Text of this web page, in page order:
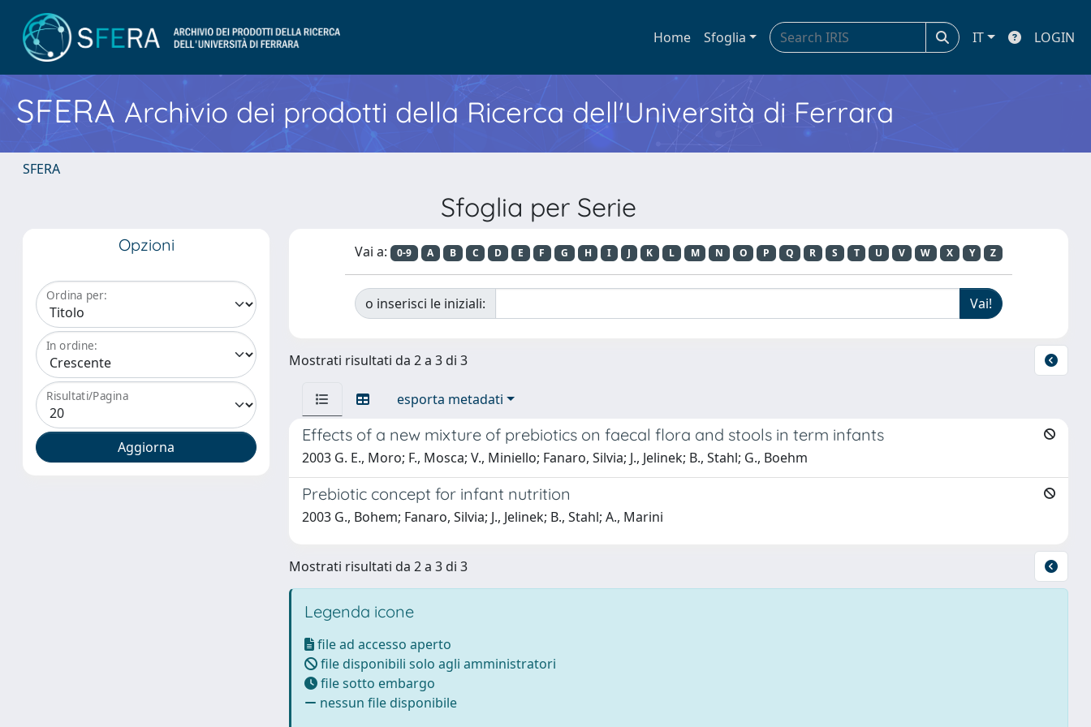
Home Sfoglia IT LOGIN
SFERA Archivio dei prodotti della Ricerca dell'Università di Ferrara
SFERA
Sfoglia per Serie
Opzioni
Ordina per:
In ordine:
Risultati/Pagina
Vai a: 0-9 A B C D E F G H I J K L M N O P Q R S T U V W X Y Z
o inserisci le iniziali:
Mostrati risultati da 2 a 3 di 3
esporta metadati
Effects of a new mixture of prebiotics on faecal flora and stools in term infants
2003 G. E., Moro; F., Mosca; V., Miniello; Fanaro, Silvia; J., Jelinek; B., Stahl; G., Boehm
Prebiotic concept for infant nutrition
2003 G., Bohem; Fanaro, Silvia; J., Jelinek; B., Stahl; A., Marini
Mostrati risultati da 2 a 3 di 3
Legenda icone
file ad accesso aperto
file disponibili solo agli amministratori
file sotto embargo
nessun file disponibile